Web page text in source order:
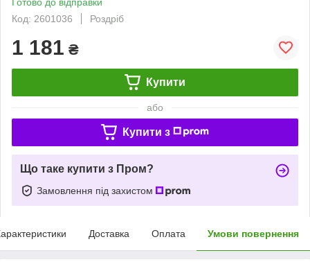
Код: 2601036
Роздріб
1 181 ₴
Купити
або
Купити з
Що таке купити з Пром?
Замовлення під захистом
Доставка Оплата Умови повернення